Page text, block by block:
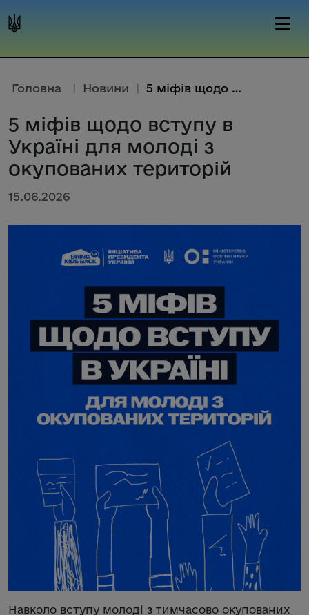
Головна | Новини | 5 міфів щодо вступу в Україні ...
5 міфів щодо вступу в
Україні для молоді з
окупованих територій
15.06.2026
Навколо вступу молоді з тимчасово окупованих